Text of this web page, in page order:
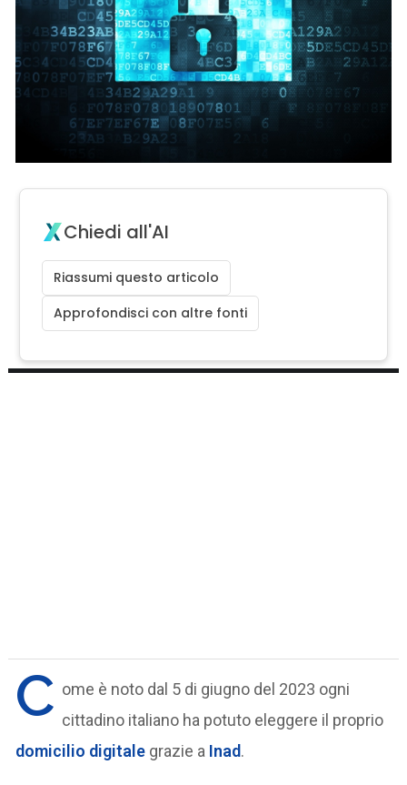
Chiedi all'AI
Riassumi questo articolo
Approfondisci con altre fonti
C ome è noto dal 5 di giugno del 2023 ogni
cittadino italiano ha potuto eleggere il proprio
domicilio digitale grazie a Inad.